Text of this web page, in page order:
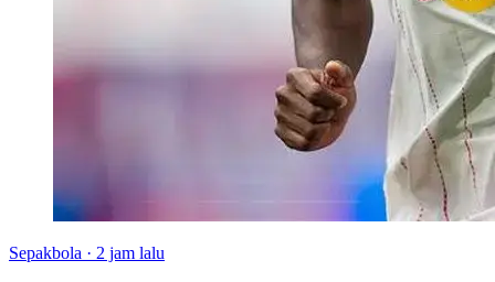
Sepakbola · 2 jam lalu